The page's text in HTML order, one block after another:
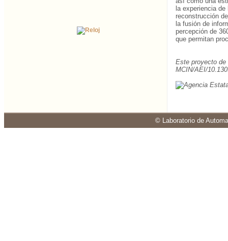
la experiencia
reconstrucción
la fusión de
percepción de
que permitan
Este proyecto de
MCIN/AEI/
© Laboratorio de